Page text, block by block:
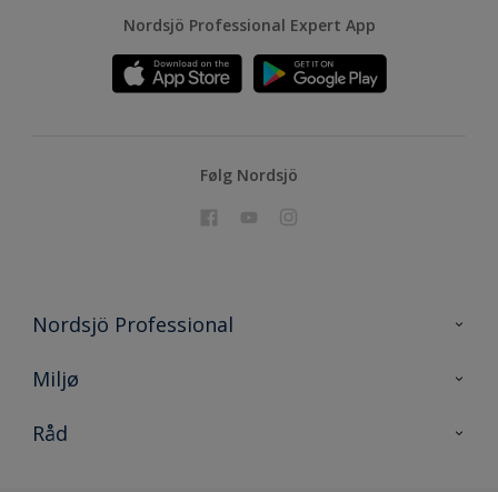
Nordsjö Professional Expert App
Følg Nordsjö
Nordsjö Professional
Kontakt oss
Prosjekt
Miljø
Bærekraftig utvikling
Råd